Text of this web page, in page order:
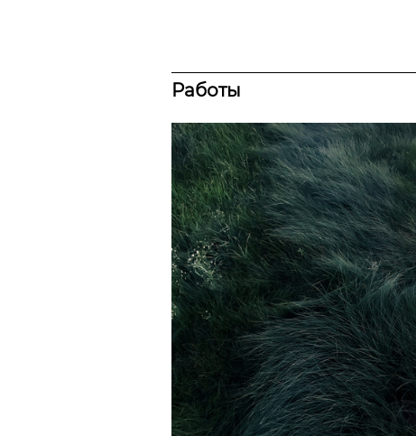
Работы